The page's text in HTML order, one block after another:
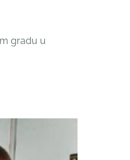
gradu u